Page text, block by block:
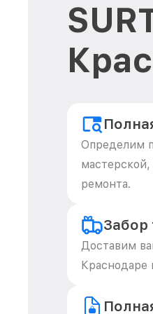
Определим
ремонта.
Забор
Доставим
Краснодаре